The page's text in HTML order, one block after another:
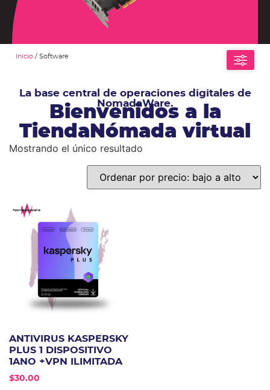
Inicio / Software
La base central de operaciones digitales de
NomadaWare.
Bienvenidos a la
TiendaNómada virtual
Mostrando el único resultado
ANTIVIRUS KASPERSKY
PLUS 1 DISPOSITIVO
1ANO +VPN ILIMITADA
$30.00